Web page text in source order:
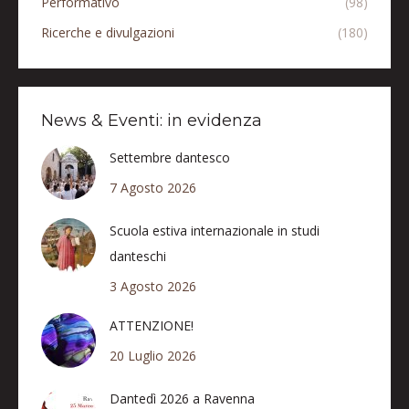
Ricerche e divulgazioni
(180)
News & Eventi: in evidenza
Settembre dantesco
7 Agosto 2026
Scuola estiva internazionale in studi
danteschi
3 Agosto 2026
ATTENZIONE!
20 Luglio 2026
Dantedì 2026 a Ravenna